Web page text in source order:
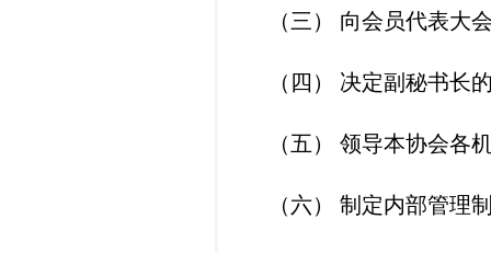
（三） 向会员代表大
（四） 决定副秘书长
（五） 领导本协会各
（六） 制定内部管理